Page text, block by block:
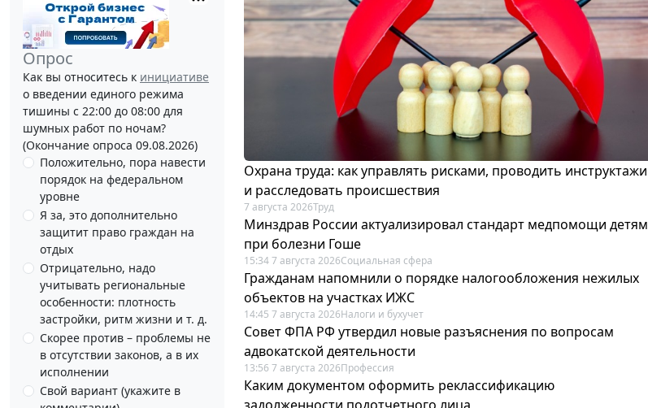
Опрос
Как вы относитесь к инициативе
о введении единого режима
тишины с 22:00 до 08:00 для
шумных работ по ночам?
(Окончание опроса 09.08.2026)
Положительно, пора навести
порядок на федеральном
уровне
Я за, это дополнительно
защитит право граждан на
отдых
Отрицательно, надо
учитывать региональные
особенности: плотность
застройки, ритм жизни и т. д.
Скорее против – проблемы не
в отсутствии законов, а в их
исполнении
Свой вариант (укажите в
Охрана труда: как управлять рисками, проводить инструктажи
и расследовать происшествия
7 августа 2026Труд
Минздрав России актуализировал стандарт медпомощи детям
при болезни Гоше
15:34 7 августа 2026Социальная сфера
Гражданам напомнили о порядке налогообложения нежилых
объектов на участках ИЖС
14:45 7 августа 2026Налоги и бухучет
Совет ФПА РФ утвердил новые разъяснения по вопросам
адвокатской деятельности
13:56 7 августа 2026Профессия
Каким документом оформить реклассификацию